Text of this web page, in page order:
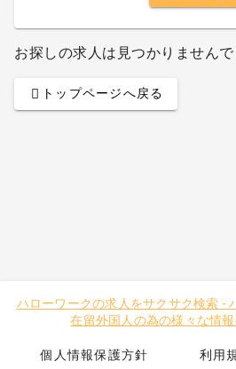
お探しの求人は見つかりませんで
トップページへ戻る
ハローワークの求人をサクサク検索 -
在留外国人の為の様々な情報
個人情報保護方針 利用